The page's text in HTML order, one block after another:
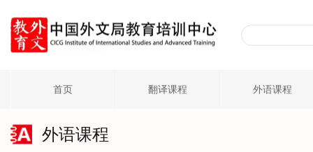
首页 翻译课程 外语课程
外语课程